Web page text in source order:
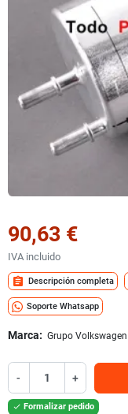
90,63 €
IVA incluido
assignment Descripción completa
Soporte Whatsapp
Marca: Grupo Volkswagen
- +
 Formalizar pedido